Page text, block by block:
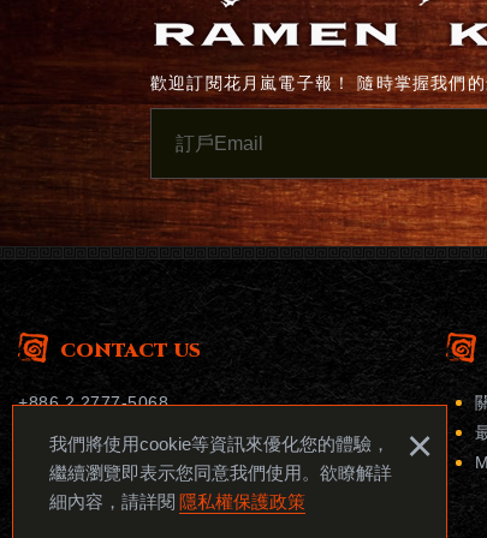
我們將使用cookie等資訊來優化您的體驗，
繼續瀏覽即表示您同意我們使用。欲瞭解詳
細內容，請詳閱 隱私權保護政策
×
歡迎訂閱花月嵐電子報！ 隨時掌握我們
CONTACT US
+886 2 2777-5068
service@gone-grp.com
106台北市大安區忠孝東路四段178號12樓